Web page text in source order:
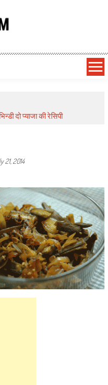
दो प्याजा की रेसिपी
21, 2014